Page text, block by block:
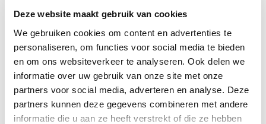
Deze website maakt gebruik van cookies
We gebruiken cookies om content en advertenties te
personaliseren, om functies voor social media te bieden
en om ons websiteverkeer te analyseren. Ook delen we
informatie over uw gebruik van onze site met onze
partners voor social media, adverteren en analyse. Deze
partners kunnen deze gegevens combineren met andere
informatie die u aan ze heeft verstrekt of die ze hebben
Pedicure (aan huis)